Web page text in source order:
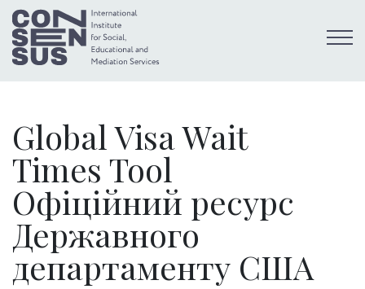
Global Visa Wait
Times Tool
Офіційний ресурс
Державного
департаменту США